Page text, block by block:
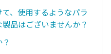
、使用するようなパラ
品はございませんか？